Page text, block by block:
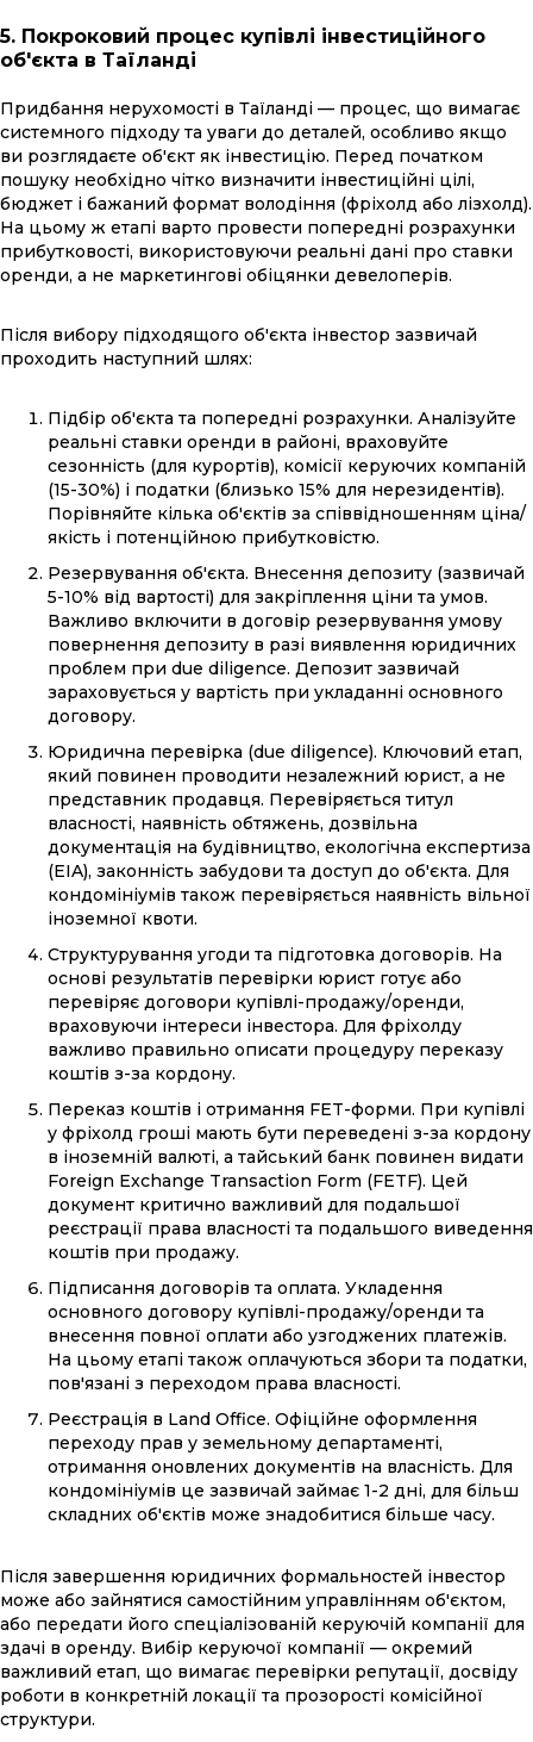
5. Покроковий процес купівлі інвестиційного
об'єкта в Таїланді
Придбання нерухомості в Таїланді — процес, що вимагає
системного підходу та уваги до деталей, особливо якщо
ви розглядаєте об'єкт як інвестицію. Перед початком
пошуку необхідно чітко визначити інвестиційні цілі,
бюджет і бажаний формат володіння (фріхолд або лізхолд).
На цьому ж етапі варто провести попередні розрахунки
прибутковості, використовуючи реальні дані про ставки
оренди, а не маркетингові обіцянки девелоперів.
Після вибору підходящого об'єкта інвестор зазвичай
проходить наступний шлях:
Підбір об'єкта та попередні розрахунки. Аналізуйте
реальні ставки оренди в районі, враховуйте
сезонність (для курортів), комісії керуючих компаній
(15-30%) і податки (близько 15% для нерезидентів).
Порівняйте кілька об'єктів за співвідношенням ціна/
якість і потенційною прибутковістю.
Резервування об'єкта. Внесення депозиту (зазвичай
5-10% від вартості) для закріплення ціни та умов.
Важливо включити в договір резервування умову
повернення депозиту в разі виявлення юридичних
проблем при due diligence. Депозит зазвичай
зараховується у вартість при укладанні основного
договору.
Юридична перевірка (due diligence). Ключовий етап,
який повинен проводити незалежний юрист, а не
представник продавця. Перевіряється титул
власності, наявність обтяжень, дозвільна
документація на будівництво, екологічна експертиза
(EIA), законність забудови та доступ до об'єкта. Для
кондомініумів також перевіряється наявність вільної
іноземної квоти.
Структурування угоди та підготовка договорів. На
основі результатів перевірки юрист готує або
перевіряє договори купівлі-продажу/оренди,
враховуючи інтереси інвестора. Для фріхолду
важливо правильно описати процедуру переказу
коштів з-за кордону.
Переказ коштів і отримання FET-форми. При купівлі
у фріхолд гроші мають бути переведені з-за кордону
в іноземній валюті, а тайський банк повинен видати
Foreign Exchange Transaction Form (FETF). Цей
документ критично важливий для подальшої
реєстрації права власності та подальшого виведення
коштів при продажу.
Підписання договорів та оплата. Укладення
основного договору купівлі-продажу/оренди та
внесення повної оплати або узгоджених платежів.
На цьому етапі також оплачуються збори та податки,
пов'язані з переходом права власності.
Реєстрація в Land Office. Офіційне оформлення
переходу прав у земельному департаменті,
отримання оновлених документів на власність. Для
кондомініумів це зазвичай займає 1-2 дні, для більш
складних об'єктів може знадобитися більше часу.
Після завершення юридичних формальностей інвестор
може або зайнятися самостійним управлінням об'єктом,
або передати його спеціалізованій керуючій компанії для
здачі в оренду. Вибір керуючої компанії — окремий
важливий етап, що вимагає перевірки репутації, досвіду
роботи в конкретній локації та прозорості комісійної
структури.